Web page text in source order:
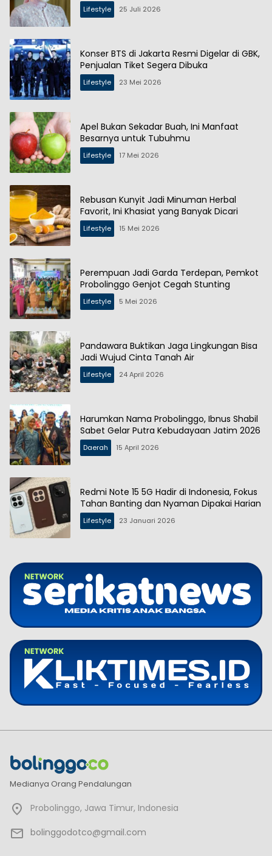
Lifestyle 25 Juli 2026
Konser BTS di Jakarta Resmi Digelar di GBK,
Penjualan Tiket Segera Dibuka
Lifestyle 23 Mei 2026
Apel Bukan Sekadar Buah, Ini Manfaat
Besarnya untuk Tubuhmu
Lifestyle 17 Mei 2026
Rebusan Kunyit Jadi Minuman Herbal
Favorit, Ini Khasiat yang Banyak Dicari
Lifestyle 15 Mei 2026
Perempuan Jadi Garda Terdepan, Pemkot
Probolinggo Genjot Cegah Stunting
Lifestyle 5 Mei 2026
Pandawara Buktikan Jaga Lingkungan Bisa
Jadi Wujud Cinta Tanah Air
Lifestyle 24 April 2026
Harumkan Nama Probolinggo, Ibnus Shabil
Sabet Gelar Putra Kebudayaan Jatim 2026
Daerah 15 April 2026
Redmi Note 15 5G Hadir di Indonesia, Fokus
Tahan Banting dan Nyaman Dipakai Harian
Lifestyle 23 Januari 2026
Medianya Orang Pendalungan
Probolinggo, Jawa Timur, Indonesia
bolinggodotco@gmail.com